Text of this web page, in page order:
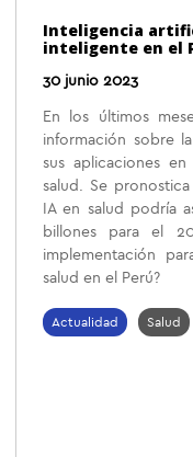
Inteligencia
inteligente en el
30 junio 2023
En los últimos
información sobre
sus aplicaciones
salud. Se
IA en salud podría
billones para el
implementación
salud en el Perú?
Actualidad Salud